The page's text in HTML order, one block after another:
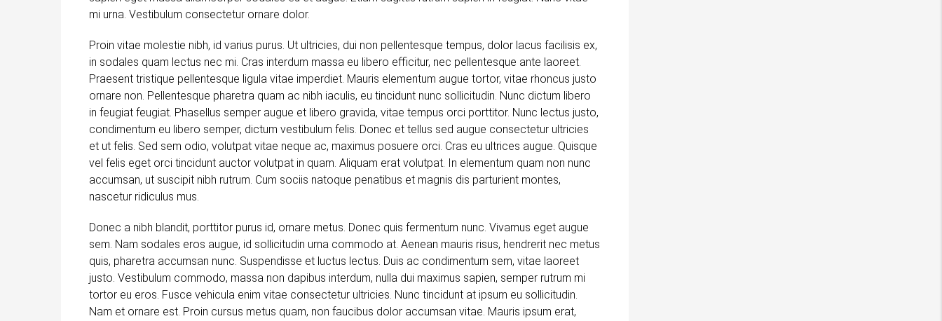
mi urna. Vestibulum consectetur ornare dolor.
Proin vitae molestie nibh, id varius purus. Ut ultricies, dui non pellentesque tempus, dolor lacus facilisis ex,
in sodales quam lectus nec mi. Cras interdum massa eu libero efficitur, nec pellentesque ante laoreet.
Praesent tristique pellentesque ligula vitae imperdiet. Mauris elementum augue tortor, vitae rhoncus justo
ornare non. Pellentesque pharetra quam ac nibh iaculis, eu tincidunt nunc sollicitudin. Nunc dictum libero
in feugiat feugiat. Phasellus semper augue et libero gravida, vitae tempus orci porttitor. Nunc lectus justo,
condimentum eu libero semper, dictum vestibulum felis. Donec et tellus sed augue consectetur ultricies
et ut felis. Sed sem odio, volutpat vitae neque ac, maximus posuere orci. Cras eu ultrices augue. Quisque
vel felis eget orci tincidunt auctor volutpat in quam. Aliquam erat volutpat. In elementum quam non nunc
accumsan, ut suscipit nibh rutrum. Cum sociis natoque penatibus et magnis dis parturient montes,
nascetur ridiculus mus.
Donec a nibh blandit, porttitor purus id, ornare metus. Donec quis fermentum nunc. Vivamus eget augue
sem. Nam sodales eros augue, id sollicitudin urna commodo at. Aenean mauris risus, hendrerit nec metus
quis, pharetra accumsan nunc. Suspendisse et luctus lectus. Duis ac condimentum sem, vitae laoreet
justo. Vestibulum commodo, massa non dapibus interdum, nulla dui maximus sapien, semper rutrum mi
tortor eu eros. Fusce vehicula enim vitae consectetur ultricies. Nunc tincidunt at ipsum eu sollicitudin.
Nam et ornare est. Proin cursus metus quam, non faucibus dolor accumsan vitae. Mauris ipsum erat,